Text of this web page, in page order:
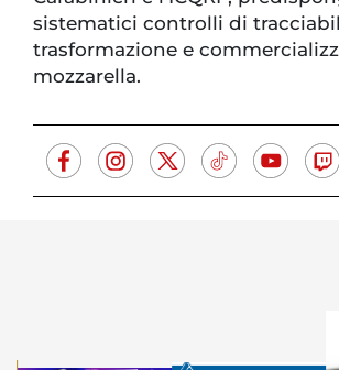
sistematici controlli di
trasformazione e
mozzarella.